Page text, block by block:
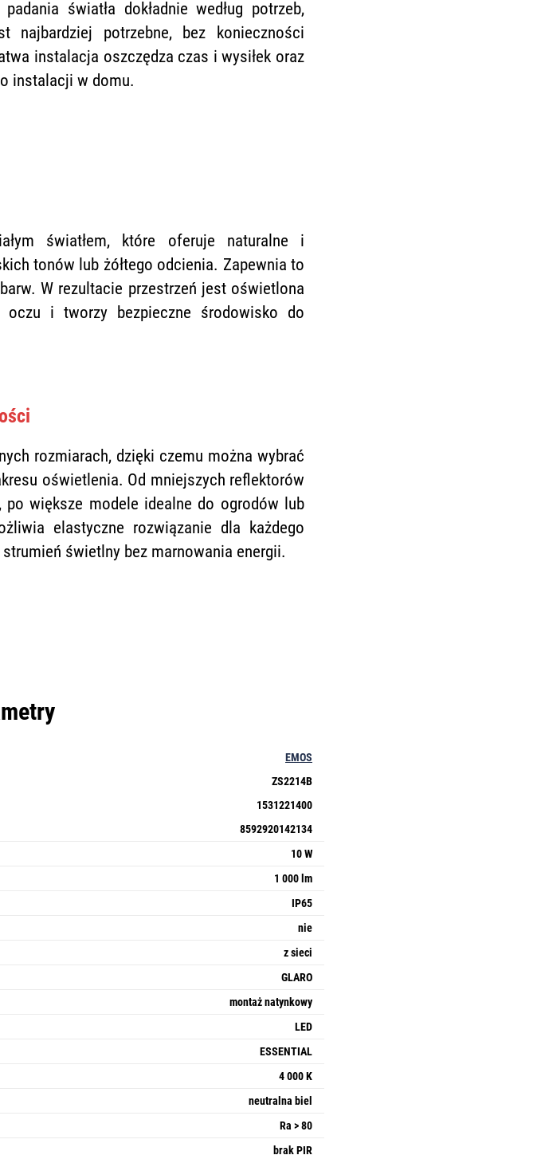
światła dokładnie według potrzeb,
najbardziej potrzebne, bez konieczności
instalacja oszczędza czas i wysiłek oraz
instalacji w domu.
światłem, które oferuje naturalne i
tonów lub żółtego odcienia. Zapewnia to
W rezultacie przestrzeń jest oświetlona
oczu i tworzy bezpieczne środowisko do
rozmiarach, dzięki czemu można wybrać
oświetlenia. Od mniejszych reflektorów
większe modele idealne do ogrodów lub
elastyczne rozwiązanie dla każdego
świetlny bez marnowania energii.
EMOS
ZS2214B
1531221400
8592920142134
10 W
1 000 lm
IP65
nie
z sieci
GLARO
montaż natynkowy
LED
ESSENTIAL
4 000 K
neutralna biel
Ra > 80
brak PIR